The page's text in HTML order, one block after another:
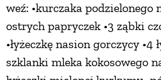
weź: •kurczaka podzielonego
ostrych papryczek •3 ząbki
•łyżeczkę nasion gorczycy •4
szklanki mleka kokosowego